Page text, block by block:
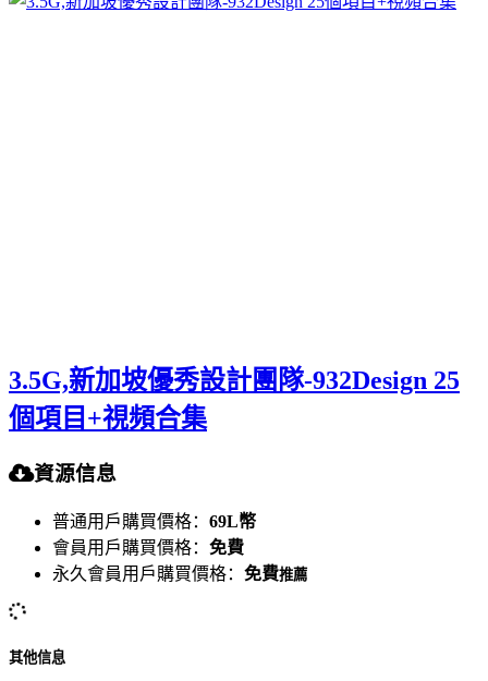
3.5G,新加坡優秀設計團隊-932Design 25
個項目+視頻合集
資源信息
普通用戶購買價格： 69L幣
會員用戶購買價格： 免費
永久會員用戶購買價格： 免費推薦
其他信息